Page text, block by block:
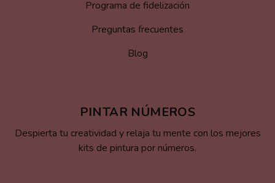
Programa de fidelización
Preguntas frecuentes
Blog
PINTAR NÚMEROS
Despierta tu creatividad y relaja tu mente con los mejores
kits de pintura por números.